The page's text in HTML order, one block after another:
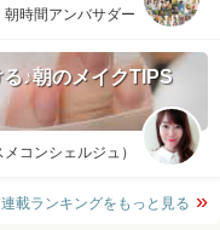
朝時間アンバサダー
♪朝のメイクTIPS
コンシェルジュ）
連載ランキングをもっと見る